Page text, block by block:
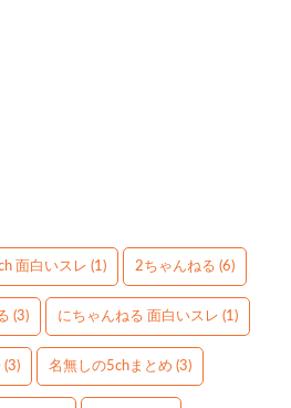
面白いスレ (1) 2ちゃんねる (6)
(3) にちゃんねる 面白いスレ (1)
(3) 名無しの5chまとめ (3)